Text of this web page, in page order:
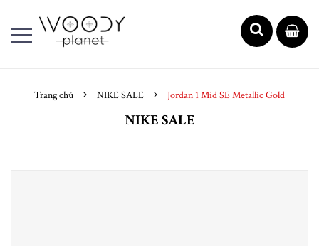
Trang chủ NIKE SALE Jordan 1 Mid SE Metallic Gold
NIKE SALE